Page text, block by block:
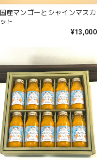
国産マンゴーとシャインマスカ
ット
¥13,000